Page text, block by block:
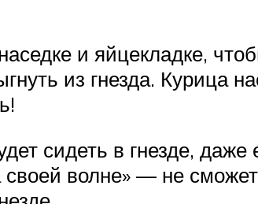
и яйцекладке,
из гнезда. Курица
сидеть в гнезде,
своей волне» — не